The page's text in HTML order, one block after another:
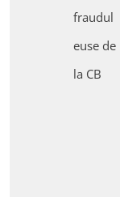
fraudul
euse de
la CB